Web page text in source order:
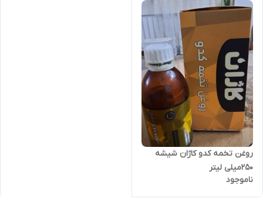
روغن تخمه کدو کاژان شیشه
250میلی لیتر
ناموجود